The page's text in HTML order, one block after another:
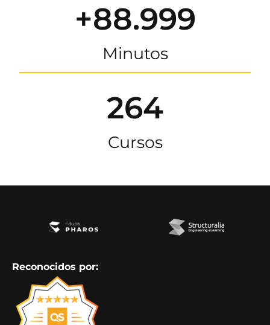
+88.999
Minutos
264
Cursos
Reconocidos por: